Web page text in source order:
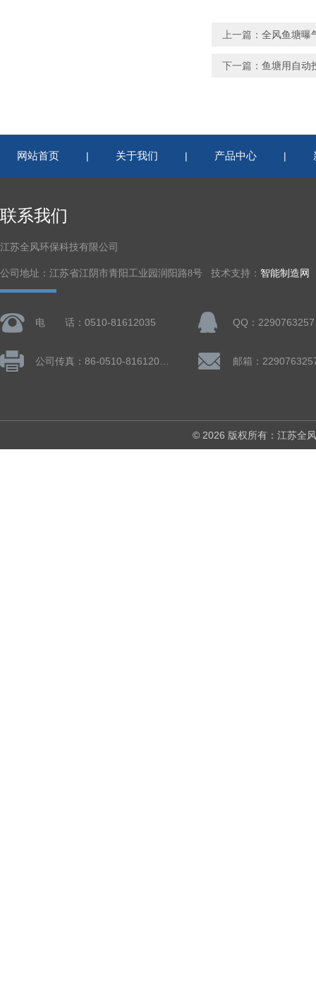
上一篇： 全风鱼塘曝
下一篇： 鱼塘用自动
网站首页 | 关于我们 | 产品中心 |
联系我们
江苏全风环保科技有限公司
公司地址：江苏省江阴市青阳工业园润阳路8号 技术支持： 智能制造网
电 话：0510-81612035 QQ：2290763257
邮箱：
© 2026 版权所有：江苏全